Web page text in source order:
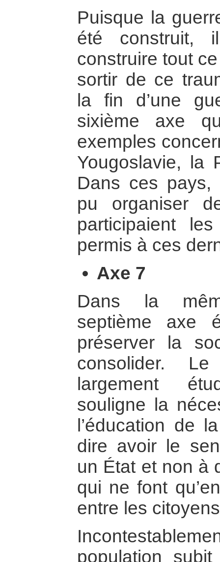
Puisque la
été construit,
construire tout
sortir de ce
la fin d’une
sixième axe
exemples
Yougoslavie, la
Dans ces pays,
pu organiser
participaient
permis à ces
Axe 7
Dans la
septième axe
préserver la
consolider.
largement
souligne la
l’éducation de
dire avoir le
un État et non à
qui ne font
entre les
population